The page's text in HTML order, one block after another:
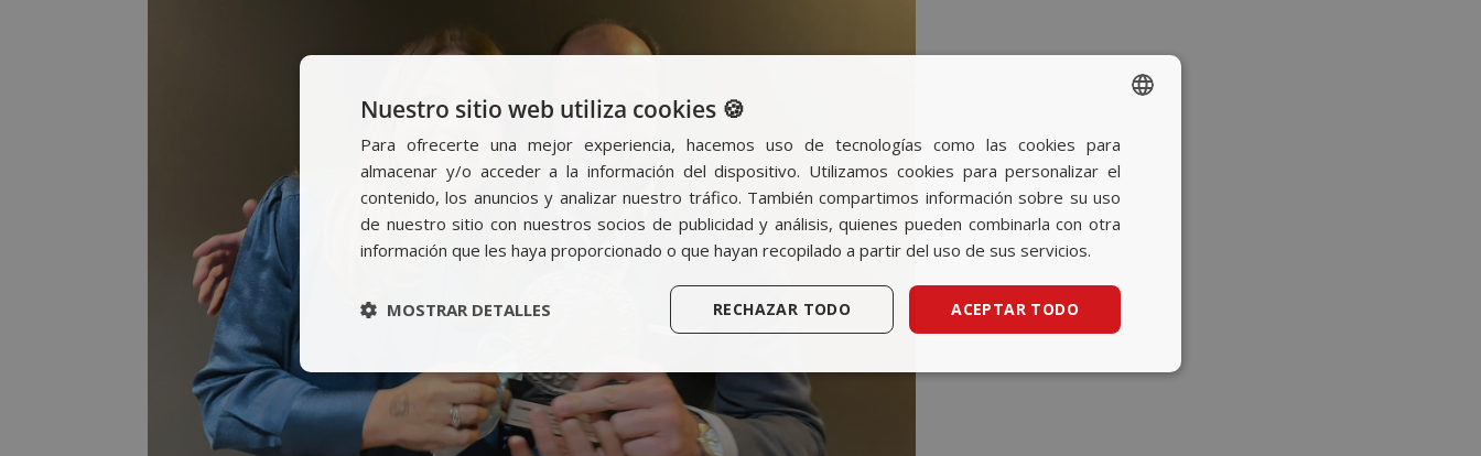
SPANISH
BASQUE
CATALAN
ENGLISH
Nuestro sitio web utiliza cookies 🍪
Para ofrecerte una mejor experiencia, hacemos uso de tecnologías como las cookies para
almacenar y/o acceder a la información del dispositivo. Utilizamos cookies para personalizar el
contenido, los anuncios y analizar nuestro tráfico. También compartimos información sobre su uso
de nuestro sitio con nuestros socios de publicidad y análisis, quienes pueden combinarla con otra
información que les haya proporcionado o que hayan recopilado a partir del uso de sus servicios.
ACEPTAR TODO
RECHAZAR TODO
MOSTRAR DETALLES